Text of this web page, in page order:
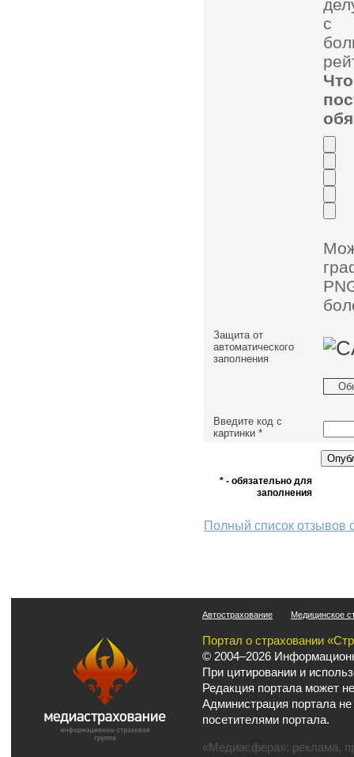
с
Защита от
автоматического
заполнения
Введите код с
картинки *
* - обязательно для
заполнения
Полный список отзывов
Автострахование Медицинское
Портал о страховании
© 2004–2026
При цитировании и
Редакция портала может
Администрация портала
посетителями портала.
«Медиасфера»: реклама,